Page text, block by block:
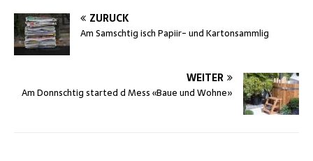
ZURÜCK
Am Samschtig isch Papiir- und Kartonsammlig
WEITER
Am Donnschtig started d Mess «Baue und Wohne»